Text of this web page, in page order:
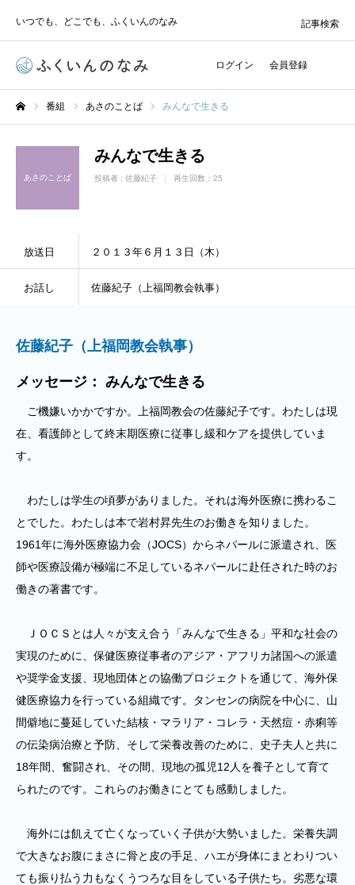
いつでも、どこでも、ふくいんのなみ
ログイン 会員登録
記事検索
番組 あさのことば みんなで生きる
あさのことば
みんなで生きる
投稿者 : 佐藤紀子 再生回数：25
放送日 ２０１３年６月１３日（木）
お話し 佐藤紀子（上福岡教会執事）
佐藤紀子（上福岡教会執事）
メッセージ： みんなで生きる
ご機嫌いかかですか。上福岡教会の佐藤紀子です。わたしは現
在、看護師として終末期医療に従事し緩和ケアを提供していま
す。
わたしは学生の頃夢がありました。それは海外医療に携わるこ
とでした。わたしは本で岩村昇先生のお働きを知りました。
1961年に海外医療協力会（JOCS）からネパールに派遣され、医
師や医療設備が極端に不足しているネパールに赴任された時のお
働きの著書です。
ＪＯＣＳとは人々が支え合う「みんなで生きる」平和な社会の
実現のために、保健医療従事者のアジア・アフリカ諸国への派遣
や奨学金支援、現地団体との協働プロジェクトを通じて、海外保
健医療協力を行っている組織です。タンセンの病院を中心に、山
間僻地に蔓延していた結核・マラリア・コレラ・天然痘・赤痢等
の伝染病治療と予防、そして栄養改善のために、史子夫人と共に
18年間、奮闘され、その間、現地の孤児12人を養子として育て
られたのです。これらのお働きにとても感動しました。
海外には飢えて亡くなっていく子供が大勢いました。栄養失調
で大きなお腹にまさに骨と皮の手足、ハエが身体にまとわりつい
ても振り払う力もなくうつろな目をしている子供たち。劣悪な環